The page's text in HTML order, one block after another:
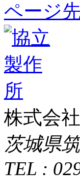
ページ
株式会
茨城県
TEL :